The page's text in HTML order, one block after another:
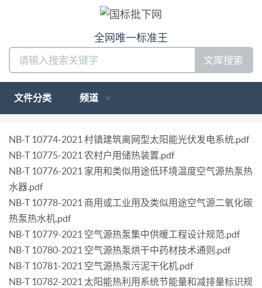
全网唯一标准王
文库搜索
文件分类 频道
NB-T 10774-2021 村镇建筑离网型太阳能光伏发电系统.pdf
NB-T 10775-2021 农村户用储热装置.pdf
NB-T 10776-2021 家用和类似用途低环境温度空气源热泵热
水器.pdf
NB-T 10778-2021 商用或工业用及类似用途空气源二氧化碳
热泵热水机.pdf
NB-T 10779-2021 空气源热泵集中供暖工程设计规范.pdf
NB-T 10780-2021 空气源热泵烘干中药材技术通则.pdf
NB-T 10781-2021 空气源热泵污泥干化机.pdf
NB-T 10782-2021 太阳能热利用系统节能量和减排量标识规